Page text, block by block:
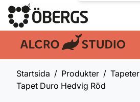
En del av:
Startsida Produkter Tapeter
Tapet Duro Hedvig Röd